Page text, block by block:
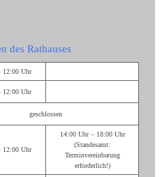
des Rathauses
12:00 Uhr
12:00 Uhr
geschlossen
12:00 Uhr
14:00 Uhr – 18:00 Uhr
(Standesamt:
Terminvereinbarung
erforderlich!)